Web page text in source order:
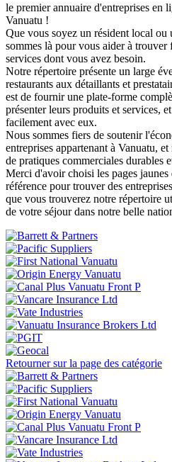
le premier annuaire d'entreprises en
Vanuatu !
Que vous soyez un résident local
sommes là pour vous aider à trouver
services dont vous avez besoin.
Notre répertoire présente un large
restaurants aux détaillants et
est de fournir une plate-forme
présenter leurs produits et services,
facilement avec eux.
Nous sommes fiers de soutenir
entreprises appartenant à Vanuatu,
de pratiques commerciales durables
Merci d'avoir choisi les pages
référence pour trouver des
que vous trouverez notre répertoire
de votre séjour dans notre belle
Retourner sur la page des catégorie